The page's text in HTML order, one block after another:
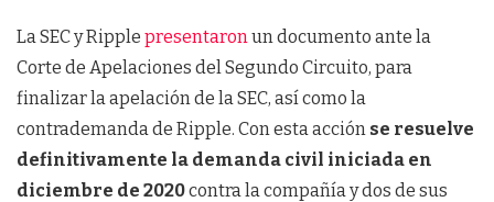
La SEC y Ripple presentaronun documento ante la
Corte de Apelaciones del Segundo Circuito, para
finalizar la apelación de la SEC, así como la
contrademanda de Ripple. Con esta acción se resuelve
definitivamente la demanda civil iniciada en
diciembre de 2020contra la compañía y dos de sus